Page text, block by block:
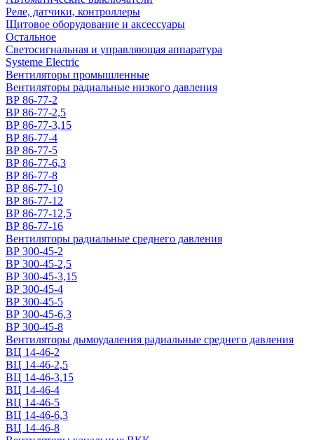
Реле, датчики, контроллеры
Щитовое оборудование и аксессуары
Остальное
Светосигнальная и управляющая аппаратура
Systeme Electric
Вентиляторы промышленные
Вентиляторы радиальные низкого давления
ВР 86-77-2
ВР 86-77-2,5
ВР 86-77-3,15
ВР 86-77-4
ВР 86-77-5
ВР 86-77-6,3
ВР 86-77-8
ВР 86-77-10
ВР 86-77-12
ВР 86-77-12,5
ВР 86-77-16
Вентиляторы радиальные среднего давления
ВР 300-45-2
ВР 300-45-2,5
ВР 300-45-3,15
ВР 300-45-4
ВР 300-45-5
ВР 300-45-6,3
ВР 300-45-8
Вентиляторы дымоудаления радиальные среднего давления
ВЦ 14-46-2
ВЦ 14-46-2,5
ВЦ 14-46-3,15
ВЦ 14-46-4
ВЦ 14-46-5
ВЦ 14-46-6,3
ВЦ 14-46-8